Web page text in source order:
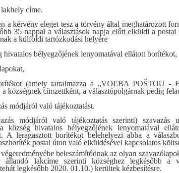
címe.
a kérvény eleget tesz a törvény által meghatározott
35 nappal a választások napja előtt elküldi a
a külföldi tartózkodási helyére
hivatalos bélyegzőjének lenyomatával ellátott borítékot,
(amely tartalmazza a „VOĽBA POŠTOU
községnek címzettként, a választópolgárnak pedig
módjáról való tájékoztatást.
módjáról való tájékoztatás szerinti) szavazás
község hivatalos bélyegzőjének lenyomatával
A leragasztott borítékot belehelyezi abba a
postai úton való elküldésével kapcsolatos
beleszámítódnak az olyan
állandó lakcíme szerinti községhez legkésőbb a
legkésőbb 2020. 01.10.) kerültek kézbesítésre.